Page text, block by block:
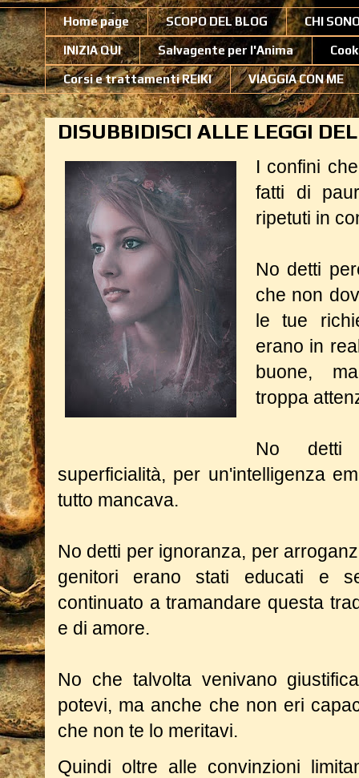
Home page SCOPO DEL BLOG CHI
INIZIA QUI Salvagente per l'Anima
Corsi e trattamenti REIKI VIAGGIA CON ME
DISUBBIDISCI ALLE LEGGI
I confini
fatti di
ripetuti in
No detti
che non
le tue
erano in
buone,
troppa
No detti
superficialità, per un'intelligenza
tutto mancava.
No detti per ignoranza, per
genitori erano stati educati e
continuato a tramandare questa
e di amore.
No che talvolta venivano
potevi, ma anche che non eri
che non te lo meritavi.
Quindi oltre alle convinzioni